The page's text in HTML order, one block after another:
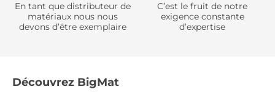
En tant que distributeur de
matériaux nous nous
devons d’être exemplaire
C’est le fruit de notre
exigence constante
d’expertise
Découvrez BigMat